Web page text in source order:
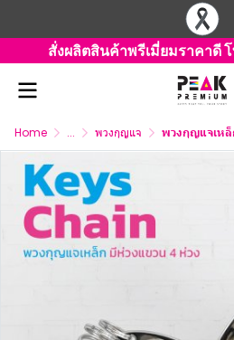
สั่งผลิตสินค้าพรีเมี่ยมราคาดี
Home ... พวงกุญแจ พวงกุญแจเหล็ก